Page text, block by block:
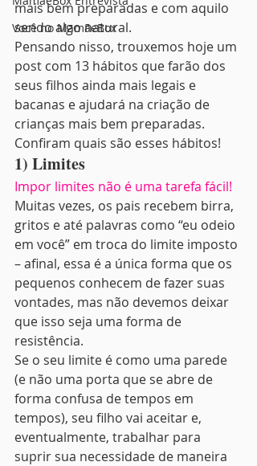
Você no MamãeBox
mais bem preparadas e com aquilo
sendo algo natural.
Pensando nisso, trouxemos hoje um
post com 13 hábitos que farão dos
seus filhos ainda mais legais e
bacanas e ajudará na criação de
crianças mais bem preparadas.
Confiram quais são esses hábitos!
1) Limites
Impor limites não é uma tarefa fácil!
Muitas vezes, os pais recebem birra,
gritos e até palavras como “eu odeio
em você” em troca do limite imposto
– afinal, essa é a única forma que os
pequenos conhecem de fazer suas
vontades, mas não devemos deixar
que isso seja uma forma de
resistência.
Se o seu limite é como uma parede
(e não uma porta que se abre de
forma confusa de tempos em
tempos), seu filho vai aceitar e,
eventualmente, trabalhar para
suprir sua necessidade de maneira